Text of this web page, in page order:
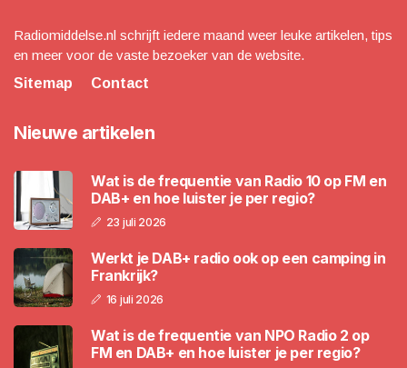
Radiomiddelse.nl schrijft iedere maand weer leuke artikelen, tips
en meer voor de vaste bezoeker van de website.
Sitemap
Contact
Nieuwe artikelen
Wat is de frequentie van Radio 10 op FM en
DAB+ en hoe luister je per regio?
23 juli 2026
Werkt je DAB+ radio ook op een camping in
Frankrijk?
16 juli 2026
Wat is de frequentie van NPO Radio 2 op
FM en DAB+ en hoe luister je per regio?